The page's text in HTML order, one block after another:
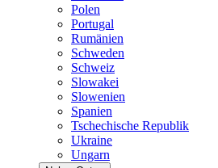
Polen
Portugal
Rumänien
Schweden
Schweiz
Slowakei
Slowenien
Spanien
Tschechische Republik
Ukraine
Ungarn